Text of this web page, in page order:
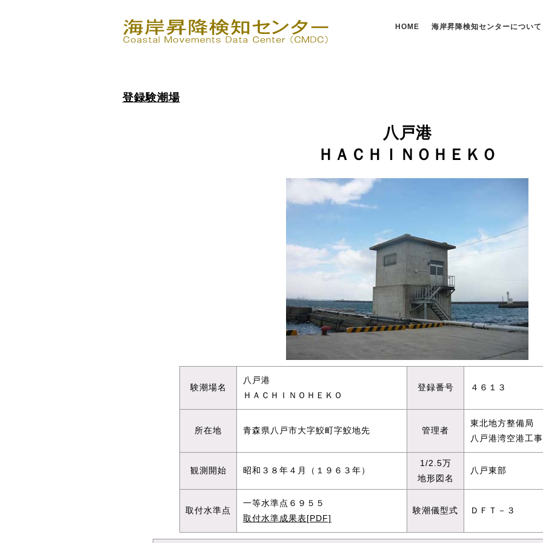
HOME 海岸昇降検知センターについて
登録験潮場
八戸港
ＨＡＣＨＩＮＯＨＥＫＯ
験潮場名
八戸港
ＨＡＣＨＩＮＯＨＥＫＯ
登録番号 ４６１３
所在地 青森県八戸市大字鮫町字鮫地先 管理者
東北地方整備局
八戸港湾空港工
観測開始 昭和３８年４月（１９６３年）
1/2.5万
地形図名
八戸東部
取付水準点
一等水準点６９５５
取付水準成果表[PDF]
験潮儀型式 ＤＦＴ－３